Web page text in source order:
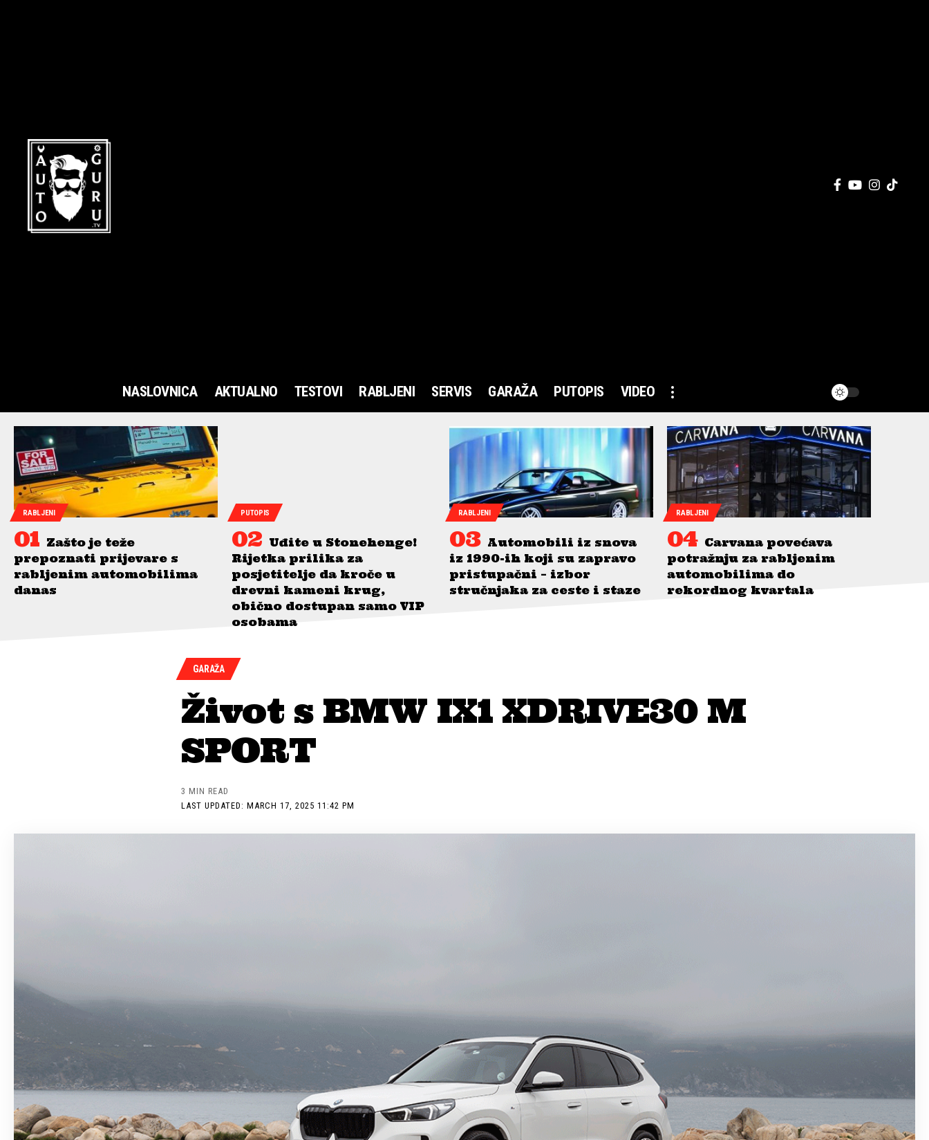
NASLOVNICA AKTUALNO TESTOVI RABLJENI SERVIS GARAŽA PUTOPIS VIDEO
RABLJENI
Zašto je teže
prepoznati prijevare s
rabljenim automobilima
danas
PUTOPIS
Uđite u Stonehenge!
Rijetka prilika za
posjetitelje da kroče u
drevni kameni krug,
obično dostupan samo VIP
osobama
RABLJENI
Automobili iz snova
iz 1990-ih koji su zapravo
pristupačni – izbor
stručnjaka za ceste i staze
RABLJENI
Carvana povećava
potražnju za rabljenim
automobilima do
rekordnog kvartala
GARAŽA
Život s BMW IX1 XDRIVE30 M
SPORT
LAST UPDATED: MARCH 17, 2025 11:42 PM
3 MIN READ